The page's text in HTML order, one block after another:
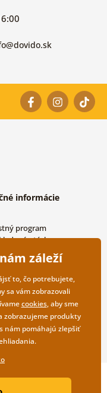
informácie
program
otázky
spolupráca
záleží
to, čo potrebujete,
sa vám zobrazovali
cookies, aby sme
zobrazujeme produkty
nám pomáhajú zlepšiť